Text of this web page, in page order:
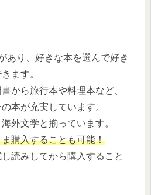
あり、好きな本を選んで好き
ます。
から旅行本や料理本など、
本が充実しています。
外文学と揃っています。
購入することも可能！
読みしてから購入すること